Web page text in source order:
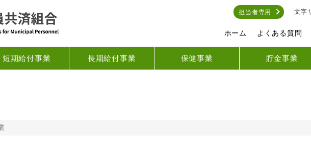
担当者専用 文字
ホーム よくある質問
短期給付事業 長期給付事業 保健事業 貯金事業